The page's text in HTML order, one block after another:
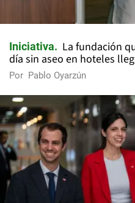
Iniciativa
La fundación
día sin aseo en hoteles
Por Pablo Oyarzún